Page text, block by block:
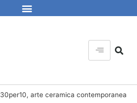
30per10, arte ceramica contemporanea